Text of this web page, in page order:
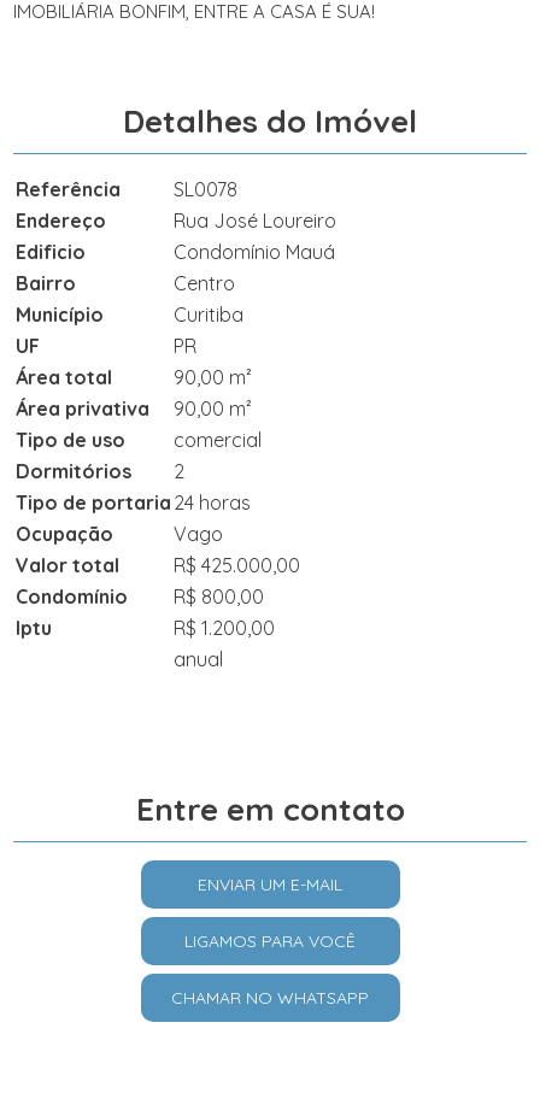
IMOBILIÁRIA BONFIM, ENTRE A CASA É SUA!
Detalhes do Imóvel
Referência
SL0078
Endereço
Rua José Loureiro
Edificio
Condomínio Mauá
Bairro
Centro
Município
Curitiba
UF
PR
Área total
90,00 m²
Área privativa
90,00 m²
Tipo de uso
comercial
Dormitórios
2
Tipo de portaria 24 horas
Ocupação
Vago
Valor total
R$ 425.000,00
Condomínio
R$ 800,00
Iptu
R$ 1.200,00
anual
Entre em contato
ENVIAR UM E-MAIL
LIGAMOS PARA VOCÊ
CHAMAR NO WHATSAPP